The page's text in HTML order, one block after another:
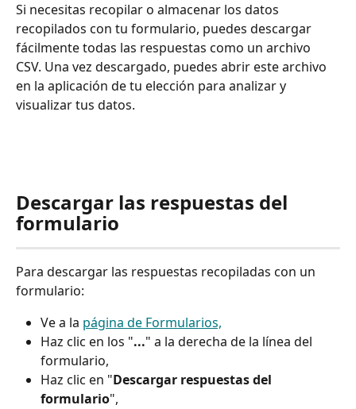
Si necesitas recopilar o almacenar los datos
recopilados con tu formulario, puedes descargar
fácilmente todas las respuestas como un archivo
CSV. Una vez descargado, puedes abrir este archivo
en la aplicación de tu elección para analizar y
visualizar tus datos.
Descargar las respuestas del
formulario
Para descargar las respuestas recopiladas con un
formulario:
Ve a la página de Formularios,
Haz clic en los "..." a la derecha de la línea del
formulario,
Haz clic en "Descargar respuestas del
formulario",